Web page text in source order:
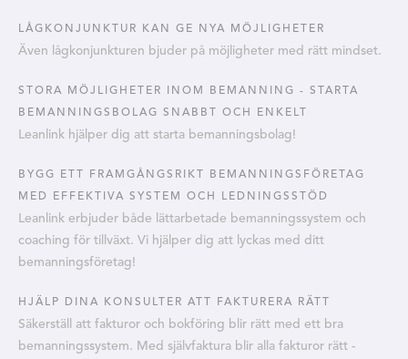
LÅGKONJUNKTUR KAN GE NYA MÖJLIGHETER
Även lågkonjunkturen bjuder på möjligheter med rätt mindset.
STORA MÖJLIGHETER INOM BEMANNING - STARTA
BEMANNINGSBOLAG SNABBT OCH ENKELT
Leanlink hjälper dig att starta bemanningsbolag!
BYGG ETT FRAMGÅNGSRIKT BEMANNINGSFÖRETAG
MED EFFEKTIVA SYSTEM OCH LEDNINGSSTÖD
Leanlink erbjuder både lättarbetade bemanningssystem och
coaching för tillväxt. Vi hjälper dig att lyckas med ditt
bemanningsföretag!
HJÄLP DINA KONSULTER ATT FAKTURERA RÄTT
Säkerställ att fakturor och bokföring blir rätt med ett bra
bemanningssystem. Med självfaktura blir alla fakturor rätt -